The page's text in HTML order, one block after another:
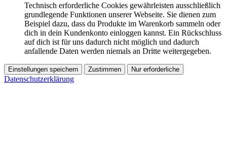
Technisch erforderliche Cookies gewährleisten ausschließlich
grundlegende Funktionen unserer Webseite. Sie dienen zum
Beispiel dazu, dass du Produkte im Warenkorb sammeln oder
dich in dein Kundenkonto einloggen kannst. Ein Rückschluss
auf dich ist für uns dadurch nicht möglich und dadurch
anfallende Daten werden niemals an Dritte weitergegeben.
Einstellungen speichern Zustimmen Nur erforderliche
Datenschutzerklärung